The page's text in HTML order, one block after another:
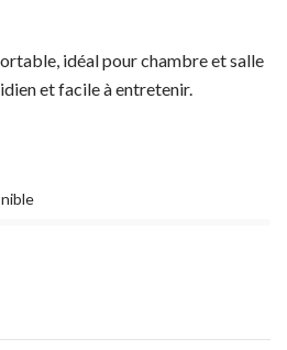
idéal pour chambre et salle
et facile à entretenir.